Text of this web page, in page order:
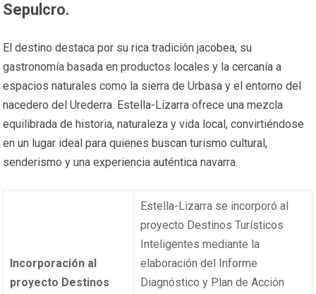
Sepulcro.
El destino destaca por su rica tradición jacobea, su
gastronomía basada en productos locales y la cercanía a
espacios naturales como la sierra de Urbasa y el entorno del
nacedero del Urederra. Estella-Lizarra ofrece una mezcla
equilibrada de historia, naturaleza y vida local, convirtiéndose
en un lugar ideal para quienes buscan turismo cultural,
senderismo y una experiencia auténtica navarra.
Incorporación al
proyecto Destinos
Estella-Lizarra se incorporó al
proyecto Destinos Turísticos
Inteligentes mediante la
elaboración del Informe
Diagnóstico y Plan de Acción